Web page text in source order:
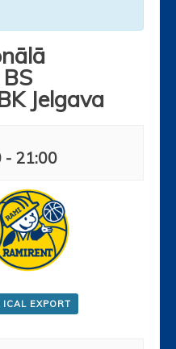
Jelgava
- 21:00
ICAL EXPORT